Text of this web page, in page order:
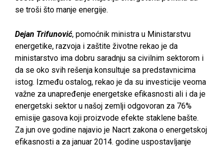
se troši što manje energije.
Dejan Trifunović, pomoćnik ministra u Ministarstvu
energetike, razvoja i zaštite životne rekao je da
ministarstvo ima dobru saradnju sa civilnim sektorom i
da se oko svih rešenja konsultuje sa predstavnicima
istog. Između ostalog, rekao je da su investicije veoma
važne za unapređenje energetske efikasnosti ali i da je
energetski sektor u našoj zemlji odgovoran za 76%
emisije gasova koji proizvode efekte staklene bašte.
Za jun ove godine najavio je Nacrt zakona o energetskoj
efikasnosti a za januar 2014. godine uspostavljanje